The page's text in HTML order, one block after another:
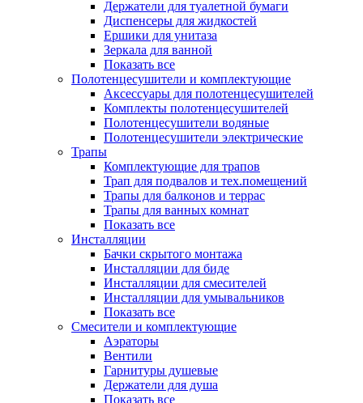
Держатели для туалетной бумаги
Диспенсеры для жидкостей
Ершики для унитаза
Зеркала для ванной
Показать все
Полотенцесушители и комплектующие
Аксессуары для полотенцесушителей
Комплекты полотенцесушителей
Полотенцесушители водяные
Полотенцесушители электрические
Трапы
Комплектующие для трапов
Трап для подвалов и тех.помещений
Трапы для балконов и террас
Трапы для ванных комнат
Показать все
Инсталляции
Бачки скрытого монтажа
Инсталляции для биде
Инсталляции для смесителей
Инсталляции для умывальников
Показать все
Смесители и комплектующие
Аэраторы
Вентили
Гарнитуры душевые
Держатели для душа
Показать все